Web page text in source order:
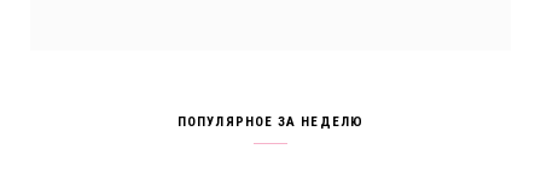
ПОПУЛЯРНОЕ ЗА НЕДЕЛЮ